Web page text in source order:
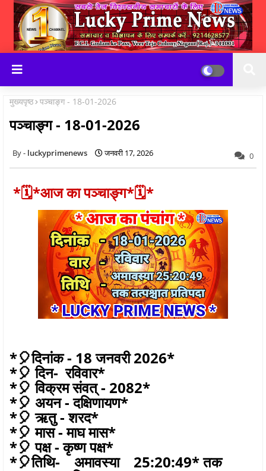
मुख्यपृष्ठ पञ्चाङ्ग - 18-01-2026
पञ्चाङ्ग - 18-01-2026
luckyprimenews जनवरी 17, 2026 0
*🗓*आज का पञ्चाङ्ग*🗓*
*🎈दिनांक - 18 जनवरी 2026*
*🎈 दिन- रविवार*
*🎈 विक्रम संवत् - 2082*
*🎈 अयन - दक्षिणायण*
*🎈 ऋतु - शरद*
*🎈 मास - माघ मास*
*🎈 पक्ष - कृष्ण पक्ष*
*🎈तिथि- अमावस्या 25:20:49* तक